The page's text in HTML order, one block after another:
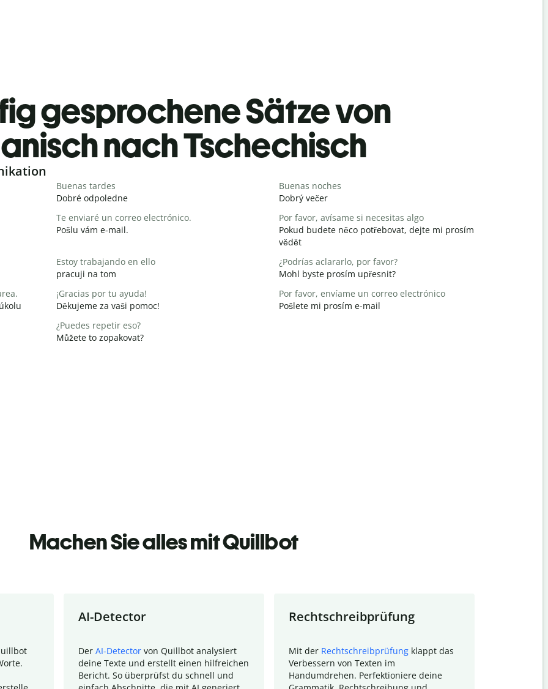
gesprochene Sätze von
nach Tschechisch
Buenas tardes
Dobré odpoledne
Buenas noches
Dobrý večer
Te enviaré un correo electrónico.
Pošlu vám e-mail.
Por favor, avísame si necesitas algo
Pokud budete něco potřebovat, dejte mi prosím
vědět
Estoy trabajando en ello
pracuji na tom
¿Podrías aclararlo, por favor?
Mohl byste prosím upřesnit?
¡Gracias por tu ayuda!
Děkujeme za vaši pomoc!
Por favor, envíame un correo electrónico
Pošlete mi prosím e-mail
¿Puedes repetir eso?
Můžete to zopakovat?
Machen Sie alles mit Quillbot
AI-Detector
Der AI-Detector von Quillbot analysiert
deine Texte und erstellt einen hilfreichen
Bericht. So überprüfst du schnell und
Rechtschreibprüfung
Mit der Rechtschreibprüfung klappt das
Verbessern von Texten im
Handumdrehen. Perfektioniere deine